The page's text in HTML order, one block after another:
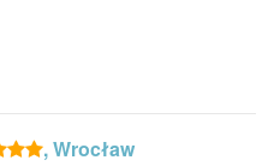
, Wrocław